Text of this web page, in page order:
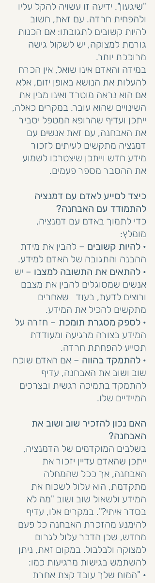
"שיגעון". ידיעה זו עשויה להקל עליו
ולהפחית חרדה. עם זאת, חשוב
להיות קשובים לתגובתו: אם הכנות
גורמת למצוקה, יש לשקול גישה
מרוככת יותר.
במידה והאדם אינו שואל, אין הכרח
להעלות את הנושא באופן יזום, אלא
אם הוא נראה מוטרד ואינו מבין את
השינויים שהוא עובר. במקרים כאלה,
ייתכן ועדיף שהרופא המטפל יסביר
את האבחנה, עם זאת אנשים עם
דמנציה מתקשים לעיתים לזכור
מידע חדש וייתכן שיצטרכו לשמוע
את ההסבר מספר פעמים.
כיצד לסייע לאדם עם דמנציה
להתמודד עם האבחנה?
כדי לתמוך באדם עם דמנציה,
מומלץ:
· להיות קשובים – להבין את מידת
ההבנה והתגובה של האדם למידע.
· להתאים את התשובה למצבו – יש
אנשים שמסוגלים להבין את מצבם
ורוצים לדעת, בעוד   שאחרים
מתקשים להכיל את המידע.
· לספק מסגרת תומכת – חזרה על
המידע בצורה מרגיעה ומעודדת
תסייע להפחתת חרדה.
· להתמקד בהווה – אם האדם שוכח
שוב ושוב את האבחנה, עדיף
להתמקד בתמיכה רגשית ובצרכים
המיידיים שלו.
האם נכון להזכיר שוב ושוב את
האבחנה?
בשלבים המוקדמים של הדמנציה,
ייתכן שהאדם עדיין יזכור את
האבחנה, אך ככל שהמחלה
מתקדמת, הוא עלול לשכוח את
המידע ולשאול שוב ושוב "מה לא
בסדר איתי?". במקרים אלו, עדיף
להימנע מהזכרת האבחנה כל פעם
מחדש, שכן הדבר עלול לגרום
למצוקה ולבלבול. במקום זאת, ניתן
להשתמש בגישות מרגיעות כמו:
· "המוח שלך עובד קצת אחרת